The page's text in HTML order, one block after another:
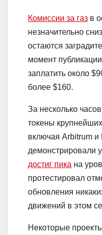
Комиссии за газ в
незначительно
остаются
момент
заплатить около
более $160.
За несколько
токены
включая Arbitrum и
демонстрировали
достиг пика на
протестировал
обновления
движений в этом
Некоторые